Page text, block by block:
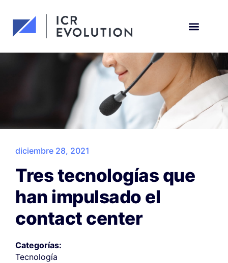
diciembre 28, 2021
Tres tecnologías que
han impulsado el
contact center
Categorías:
Tecnología